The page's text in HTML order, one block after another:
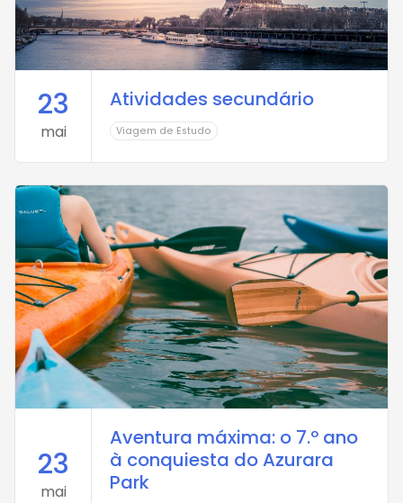
23
mai
Atividades secundário
Viagem de Estudo
23
mai
Aventura máxima: o 7.º ano
à conquiesta do Azurara
Park